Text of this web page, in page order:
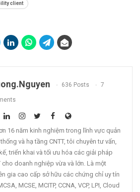
client
636 Posts 7
16 năm kinh nghiệm trong lĩnh vực quản
và hạ tầng CNTT, tôi chuyên tư vấn,
triển khai và tối ưu hóa các giải pháp
cho doanh nghiệp vừa và lớn. Là một
gia cao cấp sở hữu các chứng chỉ uy tín
MCSE, MCITP, CCNA, VCP, LPI, Cloud